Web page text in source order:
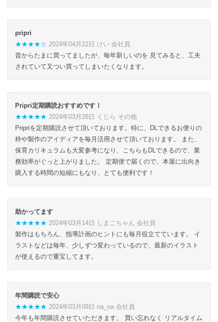
pripri
★★★★☆ 2024年04月22日 けい 会社員
昔からたまに買ってましたが、毎年新しいのを 見てみると、工夫
されていて又つい買ってしまいたくなります。
Pripri定期購読おすすめです！
★★★★★ 2024年03月28日 くじら その他
Pripriを定期購読させて頂いております。特に、DLできるお便りの
枠や製作のアイディアを毎月活用させて頂いております。 また、
保育カリキュラムも大変参考になり、こちらもDLできるので、業
務効率がぐっと上がりました。 定期便で届くので、本屋に出向き
購入する時間の短縮にもなり、とても便利です！
助かってます
★★★★★ 2024年03月14日 しまこちゃん 会社員
製作はもちろん、指導計画のヒントにも毎月役立てています。 イ
ラストなどは毎年、少しずつ変わっているので、最新のイラスト
が使えるので重宝してます。
年間購読で安心
★★★★★ 2024年03月09日 na_na 会社員
今年も年間購読させていただきます。 買い忘れなく リアルタイム